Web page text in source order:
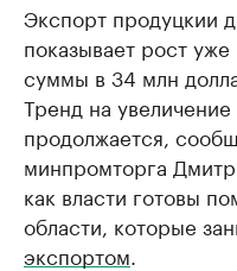
Экспорт продуцкии
показывает рост
суммы в 34 млн
Тренд на
продолжается,
минпромторга
как власти готовы
области, которые
экспортом